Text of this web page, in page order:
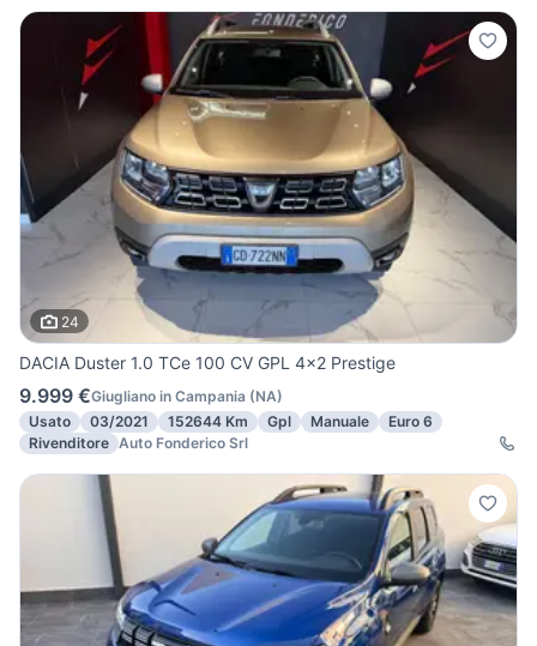
24
DACIA Duster 1.0 TCe 100 CV GPL 4x2 Prestige
9.999 €Giugliano in Campania (NA)
Usato
03/2021 152644 Km Gpl Manuale
Euro 6
Rivenditore Auto Fonderico Srl